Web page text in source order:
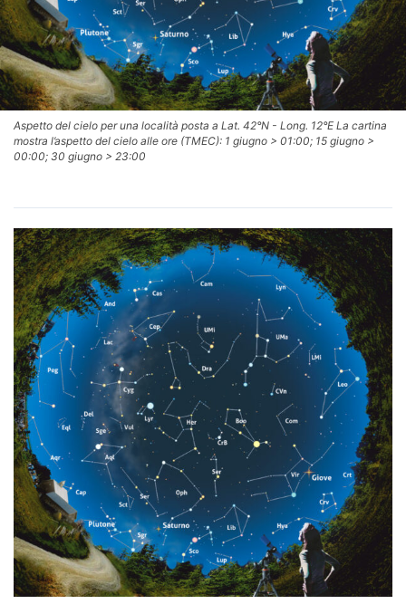
Aspetto del cielo per una località posta a Lat. 42°N - Long. 12°E La cartina
mostra l’aspetto del cielo alle ore (TMEC): 1 giugno > 01:00; 15 giugno >
00:00; 30 giugno > 23:00